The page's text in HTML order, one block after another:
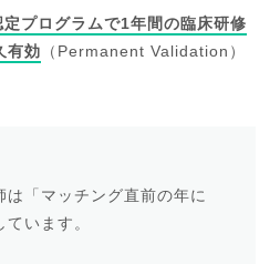
プログラムで1年間の臨床研修
有効 （Permanent Validation）
は「マッチング直前の年に
います。